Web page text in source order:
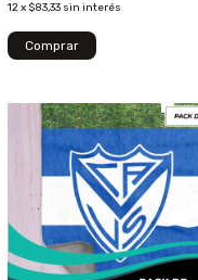
12x $83,33 sin interés